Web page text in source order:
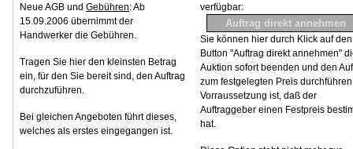
Neue AGB und Gebühren: Ab
15.09.2006 übernimmt der
Handwerker die Gebühren.
Tragen Sie hier den kleinsten Betrag
ein, für den Sie bereit sind, den Auftrag
durchzuführen.
Bei gleichen Angeboten führt dieses,
welches als erstes eingegangen ist.
verfügbar:
Sie können hier durch Klick auf den
Button "Auftrag direkt annehmen"
Auktion sofort beenden und den
zum festgelegten Preis
Vorraussetzung ist, daß der
Auftraggeber einen Festpreis
hat.